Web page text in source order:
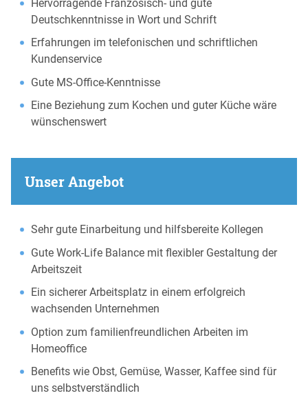
Hervorragende Französisch- und gute
Deutschkenntnisse in Wort und Schrift
Erfahrungen im telefonischen und schriftlichen
Kundenservice
Gute MS-Office-Kenntnisse
Eine Beziehung zum Kochen und guter Küche wäre
wünschenswert
Unser Angebot
Sehr gute Einarbeitung und hilfsbereite Kollegen
Gute Work-Life Balance mit flexibler Gestaltung der
Arbeitszeit
Ein sicherer Arbeitsplatz in einem erfolgreich
wachsenden Unternehmen
Option zum familienfreundlichen Arbeiten im
Homeoffice
Benefits wie Obst, Gemüse, Wasser, Kaffee sind für
uns selbstverständlich